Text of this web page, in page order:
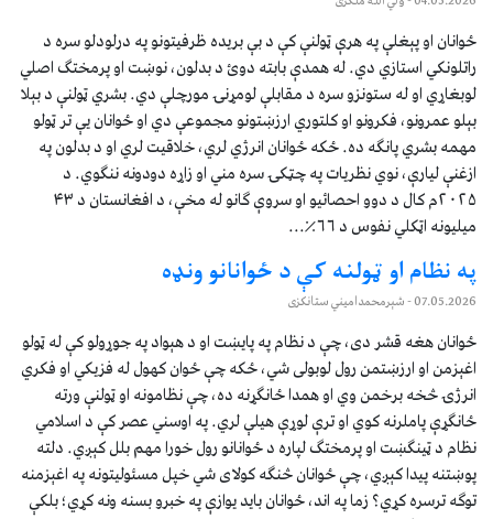
ځوانان او پېغلې په هرې ټولنې کې د بې بریده ظرفیتونو په درلودلو سره د
راتلونکي استازي دي. له همدې بابته دوئ د بدلون، نوښت او پرمختګ اصلي
لوبغاړي او له ستونزو سره د مقابلې لومړنۍ مورچلې دي. بشري ټولنې د بېلا
بېلو عمرونو، فکرونو او کلتوري ارزښتونو مجموعې دي او ځوانان یې تر ټولو
مهمه بشري پانګه ده. ځکه ځوانان انرژي لري، خلاقیت لري او د بدلون په
ازغنې لیارې، نوي نظریات په چټکۍ سره مني او زاړه دودونه ننګوي. د
۲۰۲۵م کال د دوو احصائیو او سروې ګانو له مخې، د افغانستان د ۴۳
میلیونه اټکلي نفوس د ۶۶٪...
په نظام او ټولنه کې د ځوانانو ونډه
07.05.2026- شېرمحمدامیني ستانکزی
ځوانان هغه قشر دی، چې د نظام په پایښت او د هېواد په جوړولو کې له ټولو
اغېزمن او ارزښتمن رول لوبولی شي، ځکه چې ځوان کهول له فزیکي او فکري
انرژۍ څخه برخمن وي او همدا ځانګړنه ده، چې نظامونه او ټولنې ورته
ځانګړې پاملرنه کوي او ترې لوړې هیلې لري. په اوسني عصر کې د اسلامي
نظام د ټینګښت او پرمختګ لپاره د ځوانانو رول خورا مهم بلل کېږي. دلته
پوښتنه پیدا کېږي، چې ځوانان څنګه کولای شي خپل مسئولیتونه په اغېزمنه
توګه ترسره کړي؟ زما په اند، ځوانان باید یوازې په خبرو بسنه ونه کړي؛ بلکې